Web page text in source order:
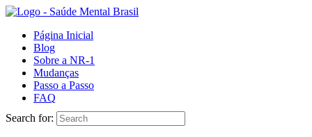
Página Inicial
Blog
Sobre a NR-1
Mudanças
Passo a Passo
FAQ
Search for: